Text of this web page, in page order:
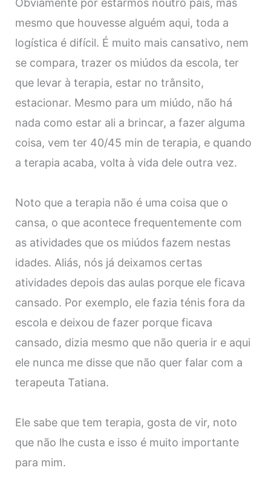
Obviamente por estarmos noutro país, mas
mesmo que houvesse alguém aqui, toda a
logística é difícil. É muito mais cansativo, nem
se compara, trazer os miúdos da escola, ter
que levar à terapia, estar no trânsito,
estacionar. Mesmo para um miúdo, não há
nada como estar ali a brincar, a fazer alguma
coisa, vem ter 40/45 min de terapia, e quando
a terapia acaba, volta à vida dele outra vez.
Noto que a terapia não é uma coisa que o
cansa, o que acontece frequentemente com
as atividades que os miúdos fazem nestas
idades. Aliás, nós já deixamos certas
atividades depois das aulas porque ele ficava
cansado. Por exemplo, ele fazia ténis fora da
escola e deixou de fazer porque ficava
cansado, dizia mesmo que não queria ir e aqui
ele nunca me disse que não quer falar com a
terapeuta Tatiana.
Ele sabe que tem terapia, gosta de vir, noto
que não lhe custa e isso é muito importante
para mim.